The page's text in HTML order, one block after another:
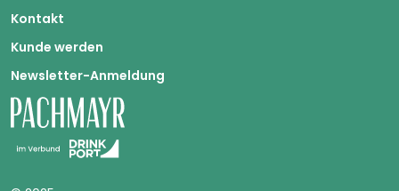
Kontakt
Kunde werden
Newsletter-Anmeldung